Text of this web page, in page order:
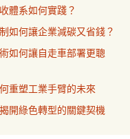
體系如何實踐？
如何讓企業減碳又省錢？
如何讓自走車部署更聰
重塑工業手臂的未來
開綠色轉型的關鍵契機